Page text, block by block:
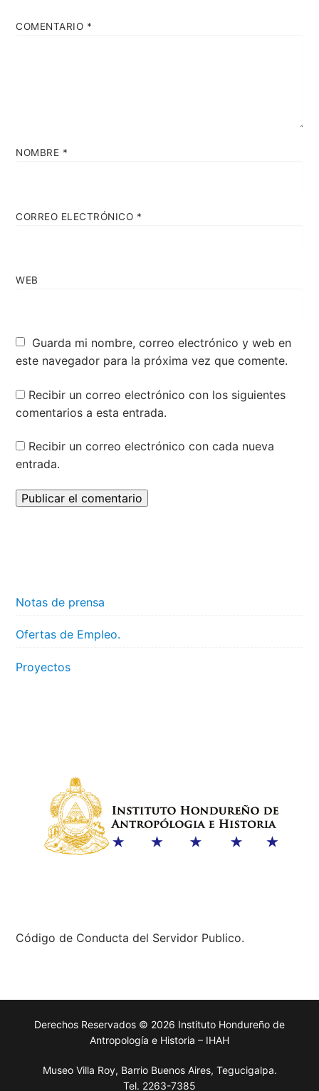
COMENTARIO *
NOMBRE *
CORREO ELECTRÓNICO *
WEB
Guarda mi nombre, correo electrónico y web en
este navegador para la próxima vez que comente.
Recibir un correo electrónico con los siguientes
comentarios a esta entrada.
Recibir un correo electrónico con cada nueva
entrada.
Notas de prensa
Ofertas de Empleo.
Proyectos
Código de Conducta del Servidor Publico.
Derechos Reservados © 2026 Instituto Hondureño de
Antropología e Historia – IHAH
Museo Villa Roy, Barrio Buenos Aires, Tegucigalpa.
Tel. 2263-7385